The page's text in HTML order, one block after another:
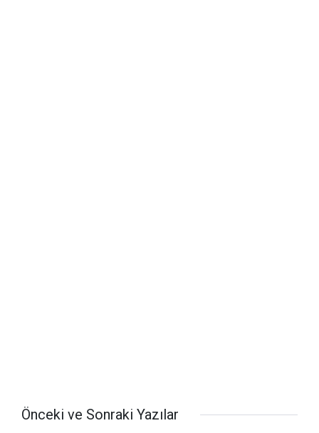
Önceki ve Sonraki Yazılar